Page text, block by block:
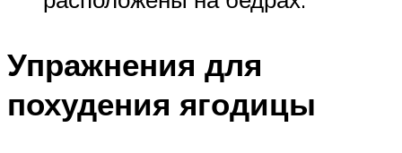
Упражнения для
похудения ягодицы